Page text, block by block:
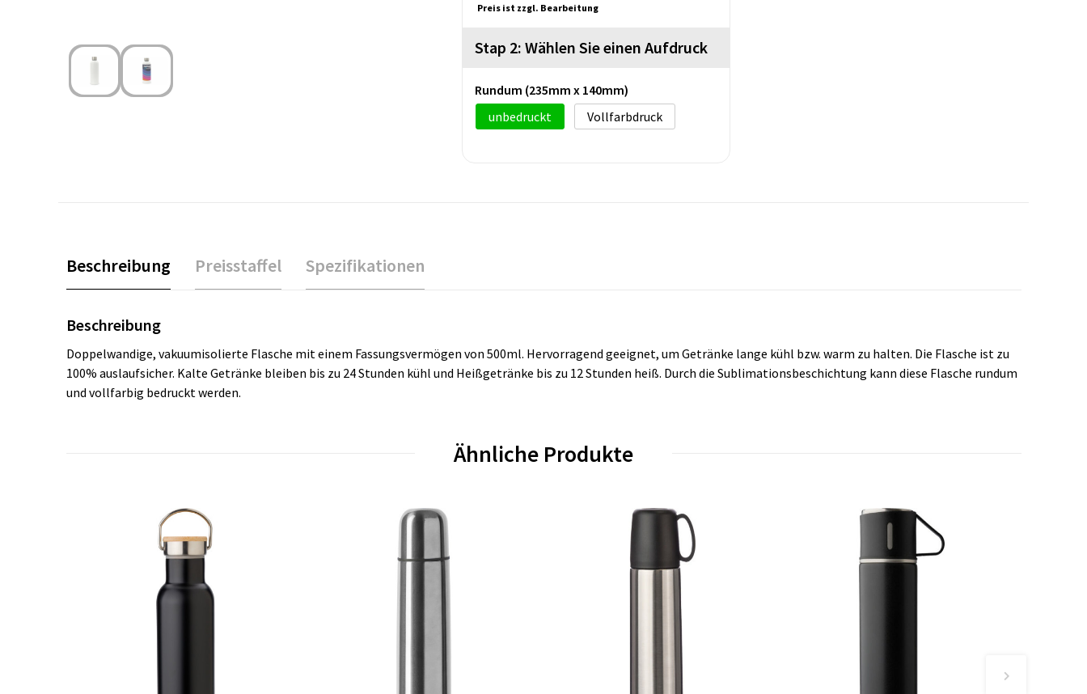
Preis ist zzgl. Bearbeitung
Stap 2: Wählen Sie einen Aufdruck
Rundum (235mm x 140mm)
unbedruckt
Vollfarbdruck
Beschreibung Preisstaffel Spezifikationen
Beschreibung
Doppelwandige, vakuumisolierte Flasche mit einem Fassungsvermögen von 500ml. Hervorragend geeignet, um Getränke lange kühl bzw. warm zu halten. Die Flasche ist zu
100% auslaufsicher. Kalte Getränke bleiben bis zu 24 Stunden kühl und Heißgetränke bis zu 12 Stunden heiß. Durch die Sublimationsbeschichtung kann diese Flasche rundum
und vollfarbig bedruckt werden.
Ähnliche Produkte